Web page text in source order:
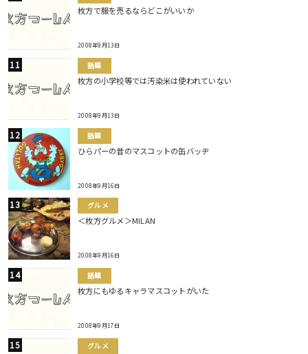
枚方で服を売るならどこがいいか
2008年9月13日
話題
枚方の小学校等では汚染米は使われていない
2008年9月13日
話題
ひらパーの昔のマスコットの缶バッヂ
2008年9月16日
グルメ
＜枚方グルメ＞MILAN
2008年9月16日
話題
枚方にもゆるキャラマスコットがいた
2008年9月17日
グルメ